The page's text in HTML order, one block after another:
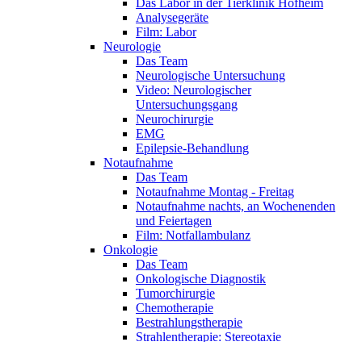
Das Labor in der Tierklinik Hofheim
Analysegeräte
Film: Labor
Neurologie
Das Team
Neurologische Untersuchung
Video: Neurologischer
Untersuchungsgang
Neurochirurgie
EMG
Epilepsie-Behandlung
Notaufnahme
Das Team
Notaufnahme Montag - Freitag
Notaufnahme nachts, an Wochenenden
und Feiertagen
Film: Notfallambulanz
Onkologie
Das Team
Onkologische Diagnostik
Tumorchirurgie
Chemotherapie
Bestrahlungstherapie
Strahlentherapie: Stereotaxie